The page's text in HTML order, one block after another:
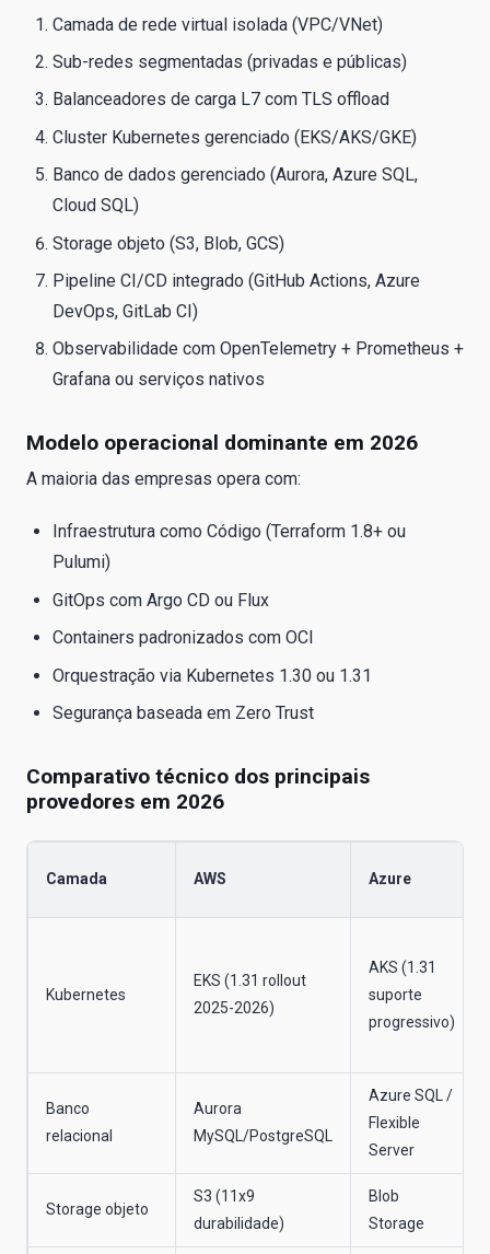
Camada de rede virtual isolada (VPC/VNet)
Sub-redes segmentadas (privadas e públicas)
Balanceadores de carga L7 com TLS offload
Cluster Kubernetes gerenciado (EKS/AKS/GKE)
Banco de dados gerenciado (Aurora, Azure SQL,
Cloud SQL)
Storage objeto (S3, Blob, GCS)
Pipeline CI/CD integrado (GitHub Actions, Azure
DevOps, GitLab CI)
Observabilidade com OpenTelemetry + Prometheus +
Grafana ou serviços nativos
Modelo operacional dominante em 2026
A maioria das empresas opera com:
Infraestrutura como Código (Terraform 1.8+ ou
Pulumi)
GitOps com Argo CD ou Flux
Containers padronizados com OCI
Orquestração via Kubernetes 1.30 ou 1.31
Segurança baseada em Zero Trust
Comparativo técnico dos principais
provedores em 2026
Camada AWS Azure
Kubernetes
EKS (1.31 rollout
2025-2026)
AKS (1.31
suporte
progressivo)
Banco
relacional
Aurora
MySQL/PostgreSQL
Azure SQL /
Flexible
Server
Storage objeto
S3 (11x9
durabilidade)
Blob
Storage